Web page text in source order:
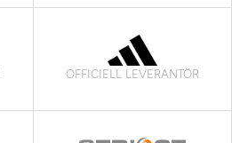
OFFICIELL LEVERANTÖR